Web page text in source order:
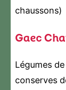
chaussons)
Gaec
Légumes
conserves